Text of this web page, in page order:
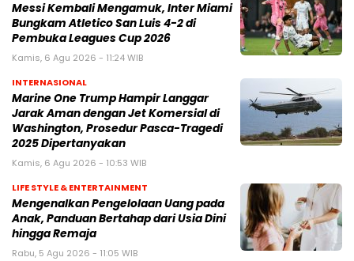
Messi Kembali Mengamuk, Inter Miami
Bungkam Atletico San Luis 4-2 di
Pembuka Leagues Cup 2026
Kamis, 6 Agu 2026 - 11:24 WIB
INTERNASIONAL
Marine One Trump Hampir Langgar
Jarak Aman dengan Jet Komersial di
Washington, Prosedur Pasca-Tragedi
2025 Dipertanyakan
Kamis, 6 Agu 2026 - 10:53 WIB
LIFE STYLE & ENTERTAINMENT
Mengenalkan Pengelolaan Uang pada
Anak, Panduan Bertahap dari Usia Dini
hingga Remaja
Rabu, 5 Agu 2026 - 11:05 WIB